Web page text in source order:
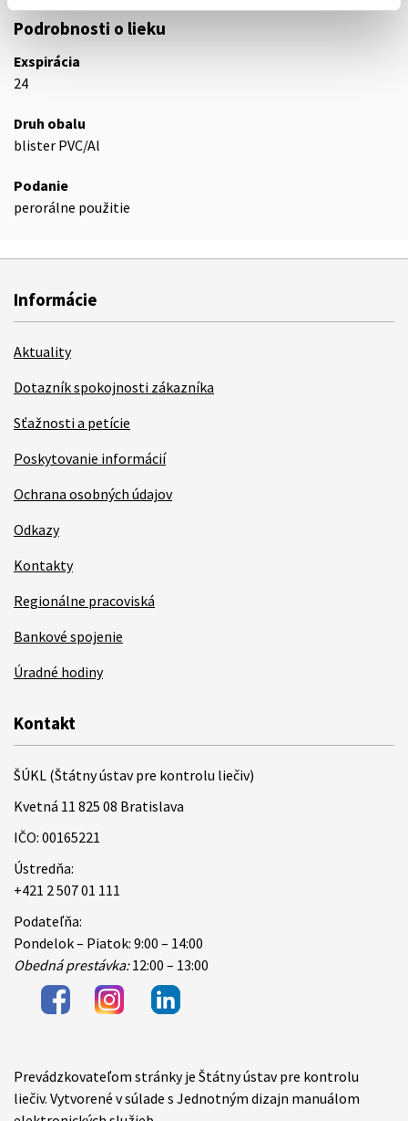
Podrobnosti o lieku
Exspirácia
24
Druh obalu
blister PVC/Al
Podanie
perorálne použitie
Informácie
Aktuality
Dotazník spokojnosti zákazníka
Sťažnosti a petície
Poskytovanie informácií
Ochrana osobných údajov
Odkazy
Kontakty
Regionálne pracoviská
Bankové spojenie
Úradné hodiny
Kontakt
ŠÚKL (Štátny ústav pre kontrolu liečiv)
Kvetná 11 825 08 Bratislava
IČO: 00165221
Ústredňa:
+421 2 507 01 111
Podateľňa:
Pondelok – Piatok: 9:00 – 14:00
Obedná prestávka:12:00 – 13:00
Items
Prevádzkovateľom stránky je Štátny ústav pre kontrolu
liečiv. Vytvorené v súlade s Jednotným dizajn manuálom